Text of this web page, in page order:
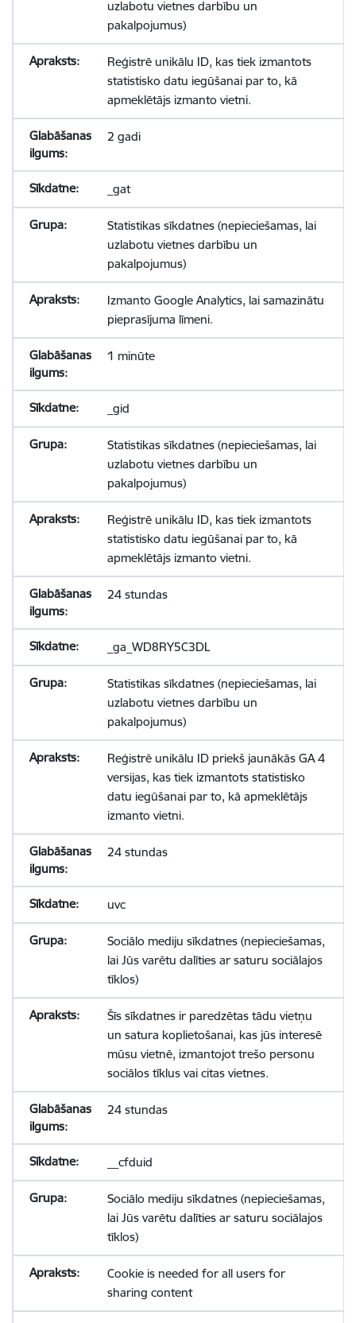
uzlabotu vietnes darbību un
pakalpojumus)
Reģistrē unikālu ID, kas tiek izmantots
statistisko datu iegūšanai par to, kā
apmeklētājs izmanto vietni.
2 gadi
_gat
Statistikas sīkdatnes (nepieciešamas, lai
uzlabotu vietnes darbību un
pakalpojumus)
Izmanto Google Analytics, lai samazinātu
pieprasījuma līmeni.
1 minūte
_gid
Statistikas sīkdatnes (nepieciešamas, lai
uzlabotu vietnes darbību un
pakalpojumus)
Reģistrē unikālu ID, kas tiek izmantots
statistisko datu iegūšanai par to, kā
apmeklētājs izmanto vietni.
24 stundas
_ga_WD8RY5C3DL
Statistikas sīkdatnes (nepieciešamas, lai
uzlabotu vietnes darbību un
pakalpojumus)
Reģistrē unikālu ID priekš jaunākās GA 4
versijas, kas tiek izmantots statistisko
datu iegūšanai par to, kā apmeklētājs
izmanto vietni.
24 stundas
uvc
Sociālo mediju sīkdatnes (nepieciešamas,
lai Jūs varētu dalīties ar saturu sociālajos
tīklos)
Šīs sīkdatnes ir paredzētas tādu vietņu
un satura koplietošanai, kas jūs interesē
mūsu vietnē, izmantojot trešo personu
sociālos tīklus vai citas vietnes.
24 stundas
__cfduid
Sociālo mediju sīkdatnes (nepieciešamas,
lai Jūs varētu dalīties ar saturu sociālajos
tīklos)
Cookie is needed for all users for
sharing content